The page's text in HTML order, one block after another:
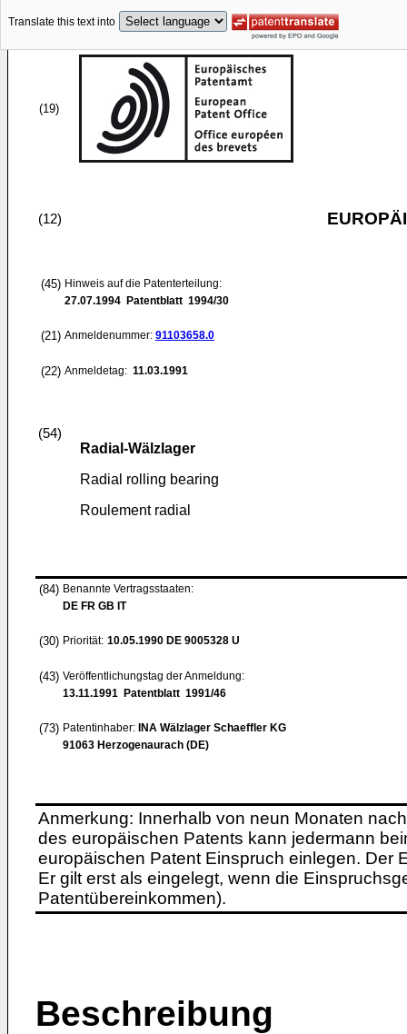
Translate this text into
(19)
(12)
(45) Hinweis auf die Patenterteilung:
27.07.1994 Patentblatt 1994/30
(21) Anmeldenummer: 91103658.0
(22) Anmeldetag: 11.03.1991
(54)
Radial-Wälzlager
Radial rolling bearing
Roulement radial
(84) Benannte Vertragsstaaten:
DE FR GB IT
(30) Priorität: 10.05.1990 DE 9005328 U
(43) Veröffentlichungstag der Anmeldung:
13.11.1991 Patentblatt 1991/46
(73) Patentinhaber: INA Wälzlager Schaeffler KG
91063 Herzogenaurach (DE)
Anmerkung: Innerhalb von neun Monaten
des europäischen Patents kann jedermann
europäischen Patent Einspruch einlegen. Der
Er gilt erst als eingelegt, wenn die
Patentübereinkommen).
Beschreibung